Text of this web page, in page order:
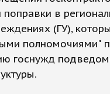
поправки в
(ГУ),
полномочиями"
госнужд